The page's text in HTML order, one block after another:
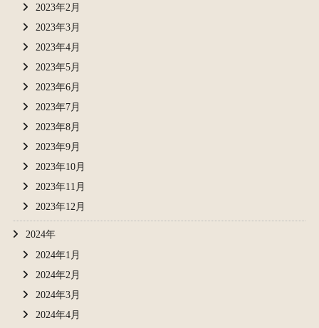
2023年2月
2023年3月
2023年4月
2023年5月
2023年6月
2023年7月
2023年8月
2023年9月
2023年10月
2023年11月
2023年12月
2024年
2024年1月
2024年2月
2024年3月
2024年4月